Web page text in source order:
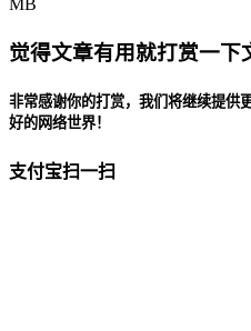
觉得文章有用就打赏一下
非常感谢你的打赏，我们将继续提供
好的网络世界！
支付宝扫一扫